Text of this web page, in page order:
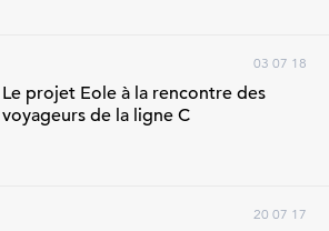
03 07 18
Le projet Eole à la rencontre des
voyageurs de la ligne C
20 07 17